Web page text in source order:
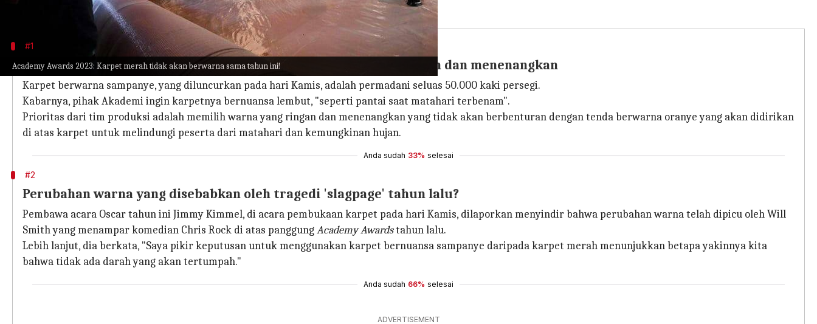
Academy Awards 2023: Karpet merah tidak akan berwarna sama tahun ini!
#1
Penyelenggara menginginkan warna karpet yang bernuansa ringan dan menenangkan
Karpet berwarna sampanye, yang diluncurkan pada hari Kamis, adalah permadani seluas 50.000 kaki persegi.
Kabarnya, pihak Akademi ingin karpetnya bernuansa lembut, "seperti pantai saat matahari terbenam".
Prioritas dari tim produksi adalah memilih warna yang ringan dan menenangkan yang tidak akan berbenturan dengan tenda berwarna oranye yang akan didirikan
di atas karpet untuk melindungi peserta dari matahari dan kemungkinan hujan.
Anda sudah 33% selesai
#2
Perubahan warna yang disebabkan oleh tragedi 'slagpage' tahun lalu?
Pembawa acara Oscar tahun ini Jimmy Kimmel, di acara pembukaan karpet pada hari Kamis, dilaporkan menyindir bahwa perubahan warna telah dipicu oleh Will
Smith yang menampar komedian Chris Rock di atas panggungAcademy Awardstahun lalu.
Lebih lanjut, dia berkata, "Saya pikir keputusan untuk menggunakan karpet bernuansa sampanye daripada karpet merah menunjukkan betapa yakinnya kita
bahwa tidak ada darah yang akan tertumpah."
Anda sudah 66% selesai
ADVERTISEMENT